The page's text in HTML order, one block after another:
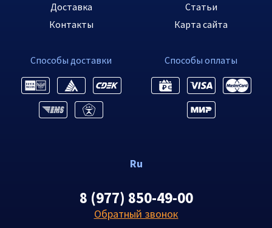
Доставка
Контакты
Статьи
Карта сайта
Ru
8 (977) 850-49-00
Обратный звонок
Способы доставки Способы оплаты